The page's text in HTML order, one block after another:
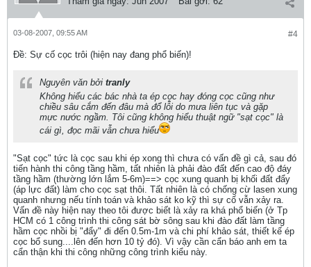
#4
03-08-2007, 09:55 AM
Ðề: Sự cố cọc trôi (hiện nay đang phổ biến)!
Nguyên văn bởi tranly
Không hiểu các bác nhà ta ép cọc hay đóng cọc cũng như
chiều sâu cắm đến đâu mà đổ lỗi do mưa liên tục và gặp
mực nước ngầm. Tôi cũng không hiểu thuật ngữ "sạt cọc" là
cái gì, đọc mãi vẫn chưa hiểu
"Sạt cọc" tức là cọc sau khi ép xong thì chưa có vấn đề gì cả, sau đó
tiến hành thi công tầng hầm, tất nhiên là phải đào đất đến cao độ đáy
tầng hầm (thường lớn lắm 5-6m)==> cọc xung quanh bị khối đất đẩy
(áp lực đất) làm cho cọc sạt thôi. Tất nhiên là có chống cừ lasen xung
quanh nhưng nếu tính toán và khảo sát ko kỹ thì sự cố vẫn xảy ra.
Vấn đề này hiện nay theo tôi được biết là xảy ra khá phổ biến (ở Tp
HCM có 1 công trình thi công sát bờ sông sau khi đào đất làm tầng
hầm cọc nhồi bị "đẩy" đi đến 0.5m-1m và chi phí khảo sát, thiết kế ép
cọc bổ sung....lên đến hơn 10 tỷ đó). Vì vậy cần cẩn báo anh em ta
cẩn thận khi thi công những công trình kiểu này.